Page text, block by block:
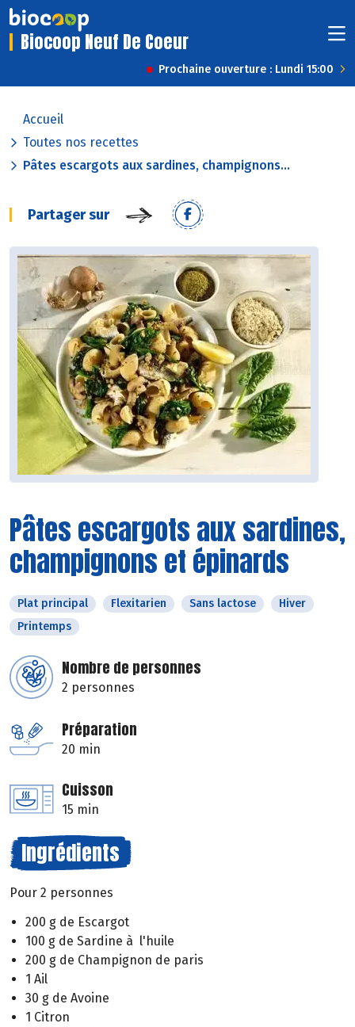
Biocoop Neuf De Coeur
Prochaine ouverture : Lundi 15:00
Accueil
Toutes nos recettes
Pâtes escargots aux sardines, champignons...
Partager sur
Pâtes escargots aux sardines,
champignons et épinards
Plat principal Flexitarien Sans lactose
Hiver
Printemps
Nombre de personnes
2 personnes
Préparation
20 min
Cuisson
15 min
Ingrédients
Pour 2 personnes
200 g de Escargot
100 g de Sardine à l'huile
200 g de Champignon de paris
1 Ail
30 g de Avoine
1 Citron